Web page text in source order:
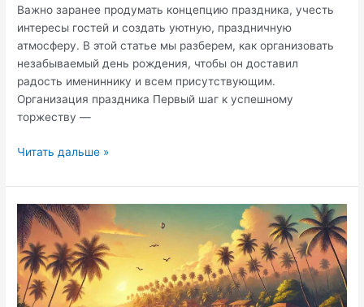
Важно заранее продумать концепцию праздника, учесть
интересы гостей и создать уютную, праздничную
атмосферу. В этой статье мы разберем, как организовать
незабываемый день рождения, чтобы он доставил
радость имениннику и всем присутствующим.
Организация праздника Первый шаг к успешному
торжеству —
Как
яркий
и
незабываемый
день
рождения
Читать дальше »